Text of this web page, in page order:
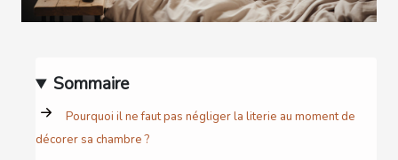
Sommaire
Pourquoi il ne faut pas négliger la literie au moment de
décorer sa chambre ?